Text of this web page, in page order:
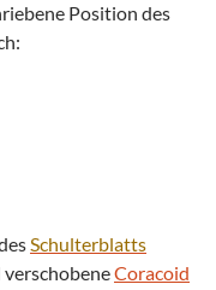
Position des
Schulterblatts
Coracoid